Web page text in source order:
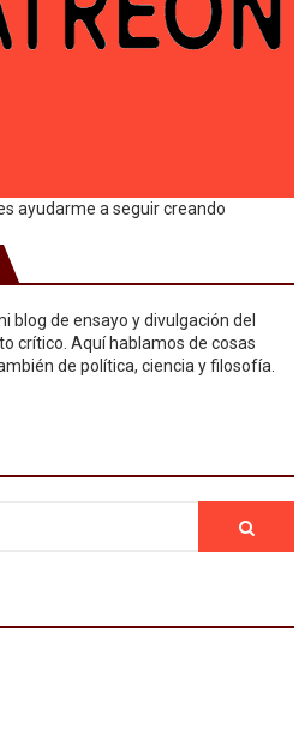
ayudarme a seguir creando
blog de ensayo y divulgación del
crítico. Aquí hablamos de cosas
de política, ciencia y filosofía.